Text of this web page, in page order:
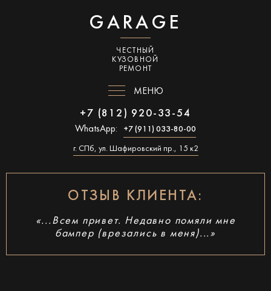
GARAGE
ЧЕСТНЫЙ
КУЗОВНОЙ
РЕМОНТ
МЕНЮ
+7 (812) 920-33-54
WhatsApp: +7 (911) 033-80-00
г. СПб, ул. Шафировский пр., 15 к2
ОТЗЫВ КЛИЕНТА:
«...Всем привет. Недавно помяли мне
бампер (врезались в меня)...»